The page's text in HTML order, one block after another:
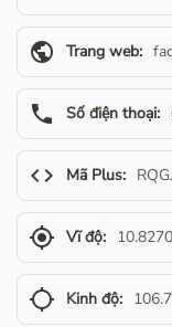
public Trang web:
phone Số điện thoại:
code Mã Plus:
gps_fixed Vĩ độ:
gps_not_fixed Kinh độ: